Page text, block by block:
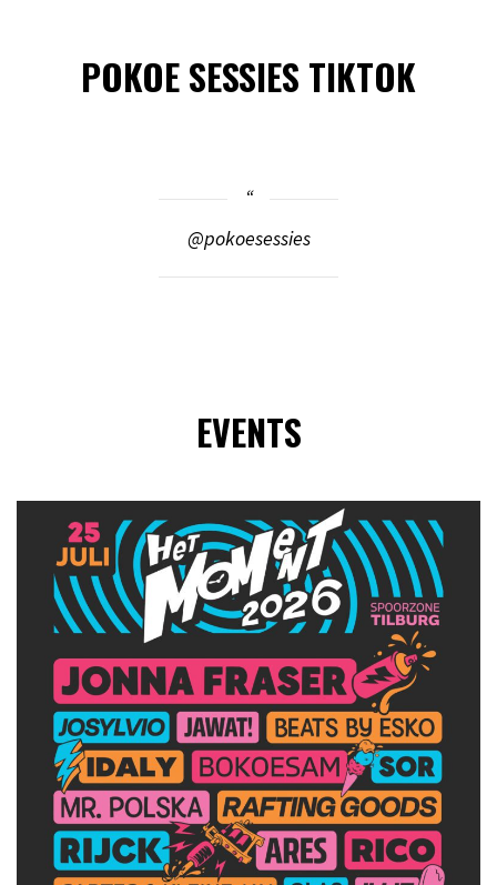
POKOE SESSIES TIKTOK
@pokoesessies
EVENTS